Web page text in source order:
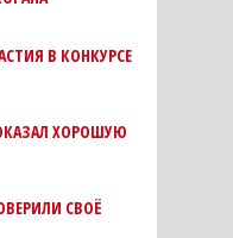
В КОНКУРСЕ
ХОРОШУЮ
СВОЁ